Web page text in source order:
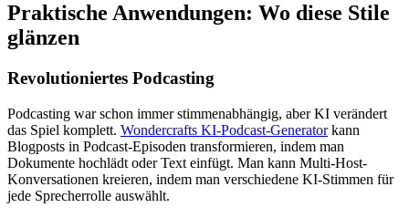
Praktische Anwendungen: Wo diese Stile
glänzen
Revolutioniertes Podcasting
Podcasting war schon immer stimmenabhängig, aber KI verändert
das Spiel komplett. Wondercrafts KI-Podcast-Generatorkann
Blogposts in Podcast-Episoden transformieren, indem man
Dokumente hochlädt oder Text einfügt. Man kann Multi-Host-
Konversationen kreieren, indem man verschiedene KI-Stimmen für
jede Sprecherrolle auswählt.